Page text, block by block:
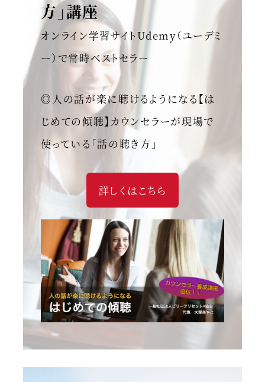
方」講座
オンライン学習サイトUdemy（ユーデミ
ー）で常時ベストセラー
◎人の話が楽に聴けるようになる【は
じめての傾聴】カウンセラーが現場で
使っている「話の聴き方」
詳しくはこちら